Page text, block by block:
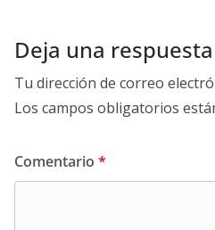
Deja una respuesta
Tu dirección de correo
Los campos obligatorios
Comentario *